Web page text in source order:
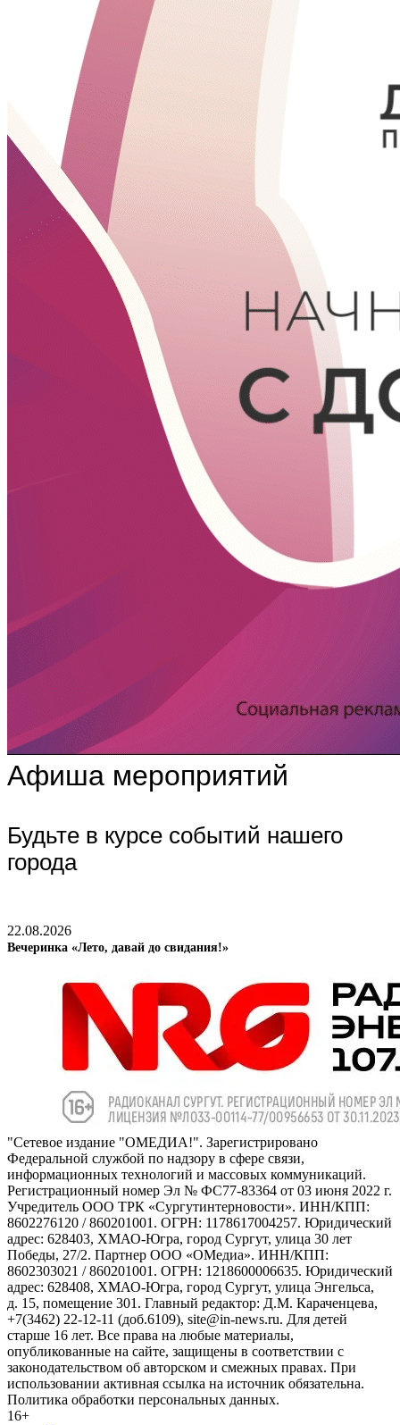
Афиша мероприятий
Будьте в курсе событий нашего
города
22.08.2026
Вечеринка «Лето, давай до свидания!»
"Сетевое издание "ОМЕДИА!". Зарегистрировано
Федеральной службой по надзору в сфере связи,
информационных технологий и массовых коммуникаций.
Регистрационный номер Эл № ФС77-83364 от 03 июня 2022 г.
Учредитель ООО ТРК «Сургутинтерновости». ИНН/КПП:
8602276120 / 860201001. ОГРН: 1178617004257. Юридический
адрес: 628403, ХМАО-Югра, город Сургут, улица 30 лет
Победы, 27/2. Партнер ООО «ОМедиа». ИНН/КПП:
8602303021 / 860201001. ОГРН: 1218600006635. Юридический
адрес: 628408, ХМАО-Югра, город Сургут, улица Энгельса,
д. 15, помещение 301. Главный редактор: Д.М. Караченцева,
+7(3462) 22-12-11 (доб.6109), site@in-news.ru. Для детей
старше 16 лет. Все права на любые материалы,
опубликованные на сайте, защищены в соответствии с
законодательством об авторском и смежных правах. При
использовании активная ссылка на источник обязательна.
Политика обработки персональных данных.
16+